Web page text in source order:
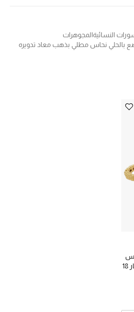
النسائيةالمجوهرات
بالحلي نحاس مطلي بذهب معاد تدويره